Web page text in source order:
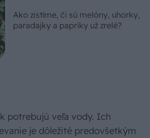
Ako zistíme, či sú melóny, uhorky,
paradajky a papriky už zrelé?
potrebujú veľa vody. Ich
je dôležité predovšetkým